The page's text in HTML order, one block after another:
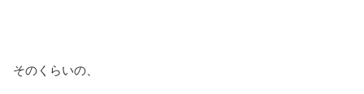
そのくらいの、